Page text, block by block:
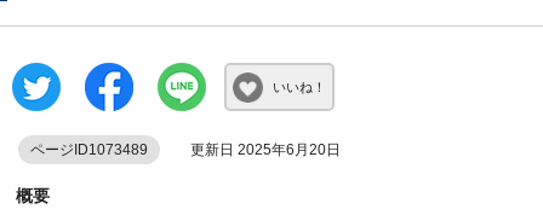
いいね！
ページID1073489 更新日 2025年6月20日
概要